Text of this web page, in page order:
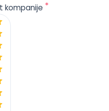
kompanije *